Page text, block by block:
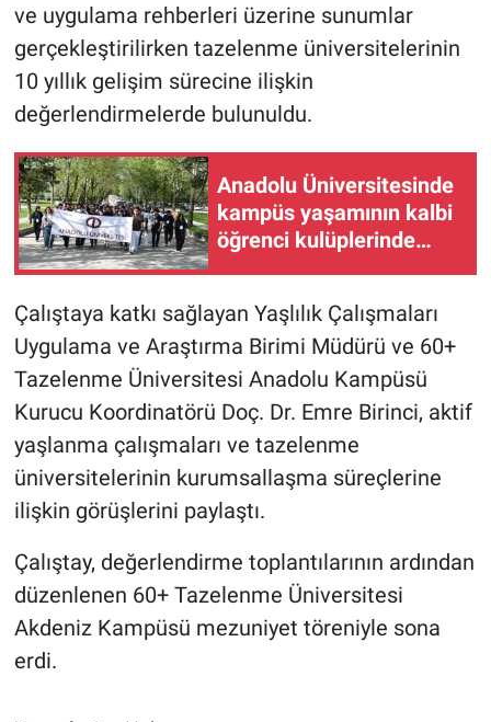
ve uygulama rehberleri üzerine sunumlar
gerçekleştirilirken tazelenme üniversitelerinin
10 yıllık gelişim sürecine ilişkin
değerlendirmelerde bulunuldu.
Anadolu Üniversitesinde
kampüs yaşamının kalbi
öğrenci kulüplerinde
Çalıştaya katkı sağlayan Yaşlılık Çalışmaları
Uygulama ve Araştırma Birimi Müdürü ve 60+
Tazelenme Üniversitesi Anadolu Kampüsü
Kurucu Koordinatörü Doç. Dr. Emre Birinci, aktif
yaşlanma çalışmaları ve tazelenme
üniversitelerinin kurumsallaşma süreçlerine
ilişkin görüşlerini paylaştı.
Çalıştay, değerlendirme toplantılarının ardından
düzenlenen 60+ Tazelenme Üniversitesi
Akdeniz Kampüsü mezuniyet töreniyle sona
erdi.